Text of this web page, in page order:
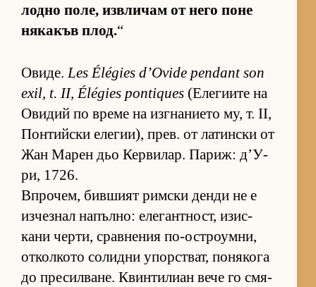
лодно по­ле, из­в­ли­чам от него поне
ня­ка­къв плод.“
Ови­де.Les Élégies d’Ovide pendant son
exil, t. II, Élégies pontiques (Е­ле­ги­ите на
Ови­дий по време на из­г­на­ни­ето му, т. II,
Пон­тийски еле­ги­и), прев. от ла­тин­ски от
Жан Ма­рен дьо Кер­ви­лар. Па­риж: д’У­
ри, 1726.
Впро­чем, бив­шият рим­ски денди не е
из­чез­нал на­пъл­но: еле­ган­т­ност, изис­
кани чер­ти, срав­не­ния по-ос­т­ро­ум­ни,
от­кол­кото со­лидни упор­с­т­ват, по­ня­кога
до пре­сил­ва­не. Квин­ти­лиан вече го смя­